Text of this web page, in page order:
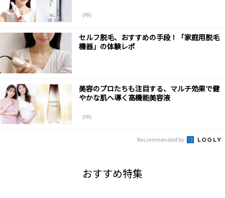
（PR）
セルフ脱毛、おすすめの手段！「家庭用脱毛
機器」の体験レポ
美容のプロたちも注目する、マルチ効果で健
やかな肌へ導く高機能美容液
（PR）
Recommended by
おすすめ特集